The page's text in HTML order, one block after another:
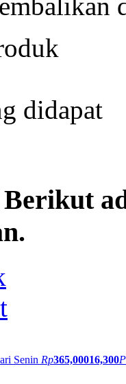
waktu 1
ingin
kantor
:
produk